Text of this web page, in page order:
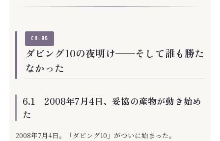
CH.06
ダビング10の夜明け——そして誰も勝た
なかった
6.1 2008年7月4日、妥協の産物が動き始め
た
2008年7月4日。「ダビング10」がついに始まった。